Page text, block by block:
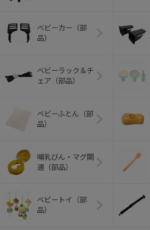
ベビーカー（部
品）
ベビーラック＆チ
ェア（部品）
ベビーふとん（部
品）
哺乳びん・マグ関
連（部品）
ベビートイ（部
品）